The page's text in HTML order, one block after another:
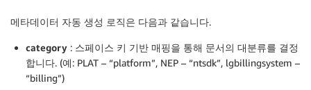
      "includeForEmbedding": false
    },
    "source_url": {
"value": { "type": "STRING", "stringValue":
      "includeForEmbedding": false
메타데이터 자동 생성 로직은 다음과 같습니다.
category : 스페이스 키 기반 매핑을 통해 문서의 대분류를 결정
합니다. (예: PLAT – “platform”, NEP – “ntsdk”, lgbillingsystem –
“billing”)